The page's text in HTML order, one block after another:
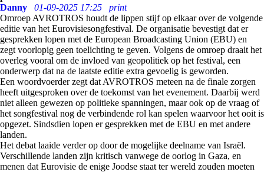
Danny
01-09-2025 17:25
print
Omroep AVROTROS houdt de lippen stijf op elkaar over de volgende
editie van het Eurovisiesongfestival. De organisatie bevestigt dat er
gesprekken lopen met de European Broadcasting Union (EBU) en
zegt voorlopig geen toelichting te geven. Volgens de omroep draait het
overleg vooral om de invloed van geopolitiek op het festival, een
onderwerp dat na de laatste editie extra gevoelig is geworden.
Een woordvoerder zegt dat AVROTROS meteen na de finale zorgen
heeft uitgesproken over de toekomst van het evenement. Daarbij werd
niet alleen gewezen op politieke spanningen, maar ook op de vraag of
het songfestival nog de verbindende rol kan spelen waarvoor het ooit is
opgezet. Sindsdien lopen er gesprekken met de EBU en met andere
landen.
Het debat laaide verder op door de mogelijke deelname van Israël.
Verschillende landen zijn kritisch vanwege de oorlog in Gaza, en
menen dat Eurovisie de enige Joodse staat ter wereld zouden moeten